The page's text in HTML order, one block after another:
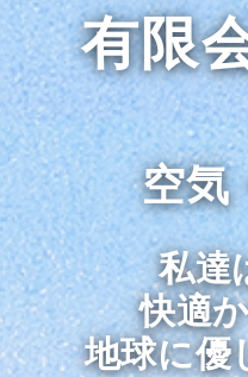
有限
空気
私達
快適
地球に優